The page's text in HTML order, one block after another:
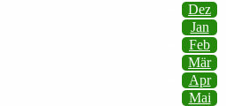
Dez
Jan
Feb
Mär
Apr
Mai